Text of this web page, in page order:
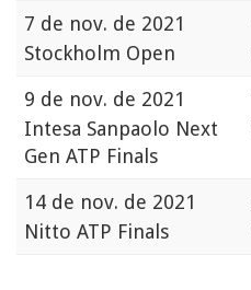
7 de nov. de 2021
Stockholm Open
9 de nov. de 2021
Intesa Sanpaolo Next
Gen ATP Finals
14 de nov. de 2021
Nitto ATP Finals